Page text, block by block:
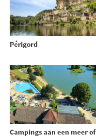
Périgord
Campings aan een meer of